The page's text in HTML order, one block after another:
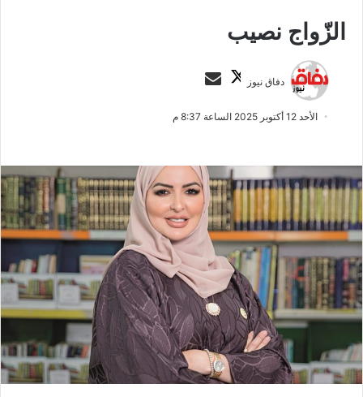
الزّواج نصيب
دفاق نيوز
ت
ب
ل
ى
X
س
ر
ي
د
ل
ك
ت
ر
و
ن
ي
الأحد 12 أكتوبر 2025 الساعة 8:37 م